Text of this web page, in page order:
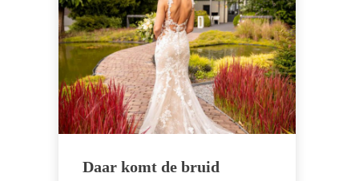
Daar komt de bruid